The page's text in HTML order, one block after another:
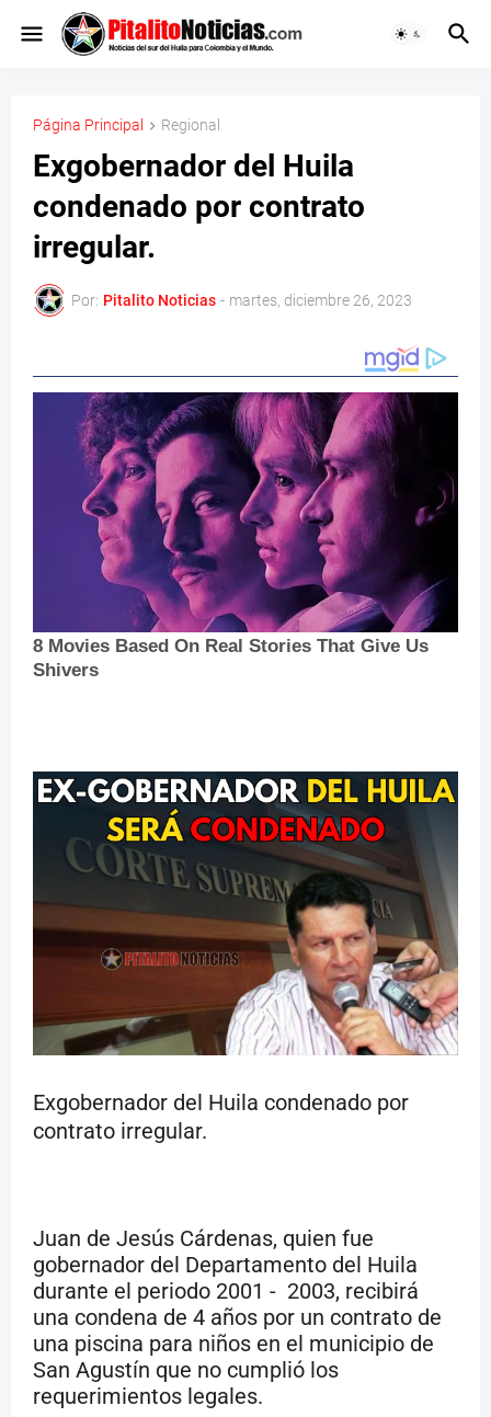
Página Principal Regional
Exgobernador del Huila
condenado por contrato
irregular.
Por: Pitalito Noticias - martes, diciembre 26, 2023
Exgobernador del Huila condenado por
contrato irregular.
Juan de Jesús Cárdenas, quien fue
gobernador del Departamento del Huila
durante el periodo 2001 - 2003, recibirá
una condena de 4 años por un contrato de
una piscina para niños en el municipio de
San Agustín que no cumplió los
requerimientos legales.